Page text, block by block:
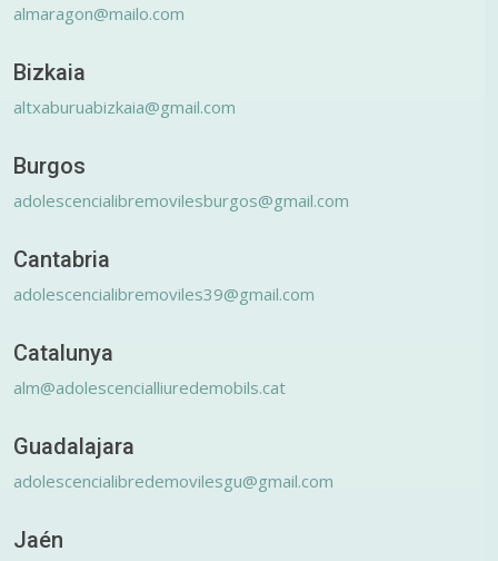
almaragon@mailo.com
Bizkaia
altxaburuabizkaia@gmail.com
Burgos
adolescencialibremovilesburgos@gmail.com
Cantabria
adolescencialibremoviles39@gmail.com
Catalunya
alm@adolescencialliuredemobils.cat
Guadalajara
adolescencialibredemovilesgu@gmail.com
Jaén